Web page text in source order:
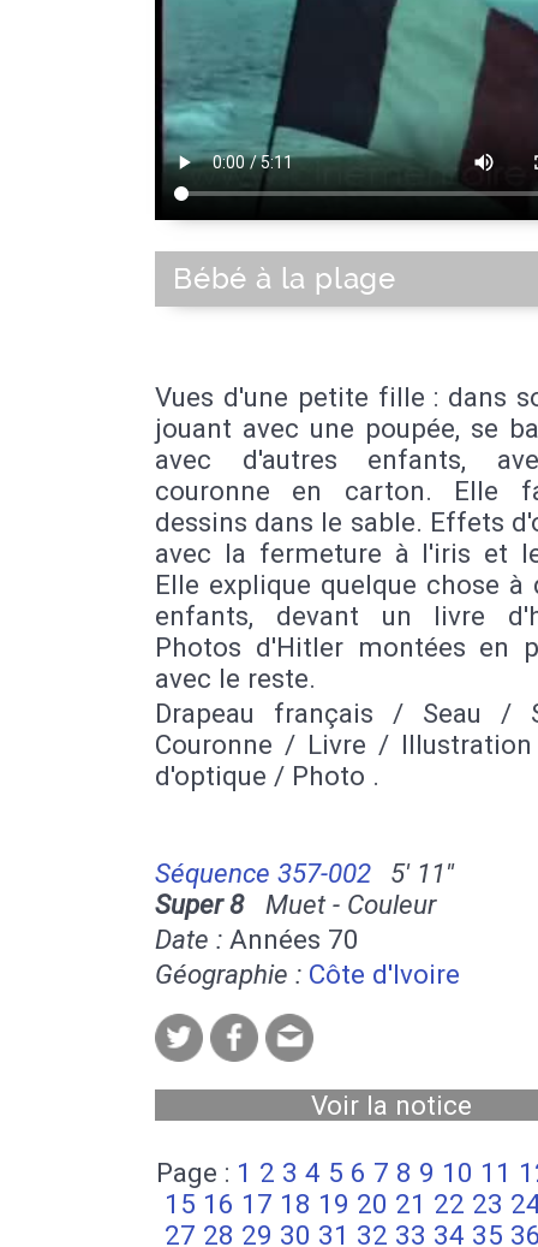
Bébé à la plage
Vues d'une petite fille : dans
jouant avec une poupée, se
avec d'autres enfants,
couronne en carton. Elle
dessins dans le sable. Effets
avec la fermeture à l'iris et
Elle explique quelque chose à
enfants, devant un livre
Photos d'Hitler montées en
avec le reste.
Drapeau français / Seau /
Couronne / Livre /
d'optique / Photo .
Séquence 357-002
5' 11''
Super 8Muet - Couleur
Date : Années 70
Géographie : Côte d'Ivoire
Voir la notice
Page : 1 2 3 4 5 6 7 8 9 10 11
15 16 17 18 19 20 21 22 23
27 28 29 30 31 32 33 34 35